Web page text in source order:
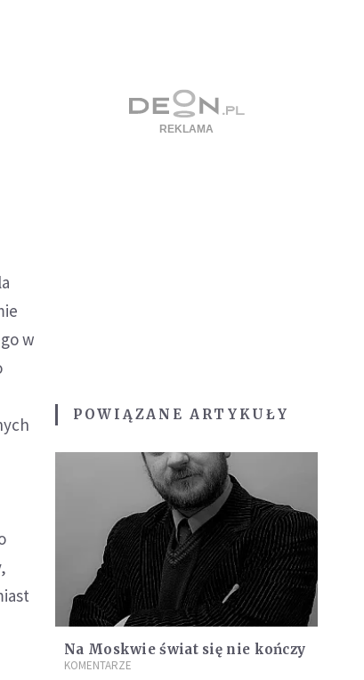
w
POWIĄZANE ARTYKUŁY
Na Moskwie świat się nie kończy
KOMENTARZE